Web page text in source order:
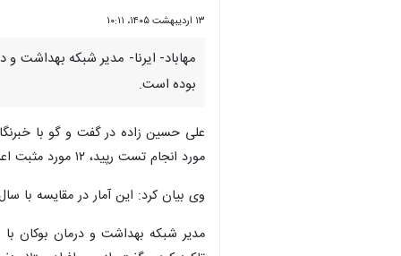
۱۳ اردیبهشت ۱۴۰۵، ۱۰:۱۱